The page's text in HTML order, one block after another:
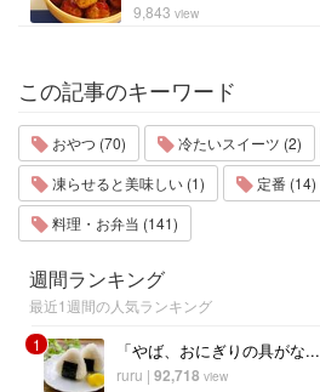
9,843 view
この記事のキーワード
おやつ (70) 冷たいスイーツ (2)
凍らせると美味しい (1)
定番 (14)
料理・お弁当 (141)
週間ランキング
最近1週間の人気ランキング
1
「やば、おにぎりの具がな...
ruru | 92,718 view